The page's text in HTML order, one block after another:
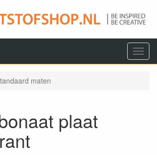
Menu
maten
plaat